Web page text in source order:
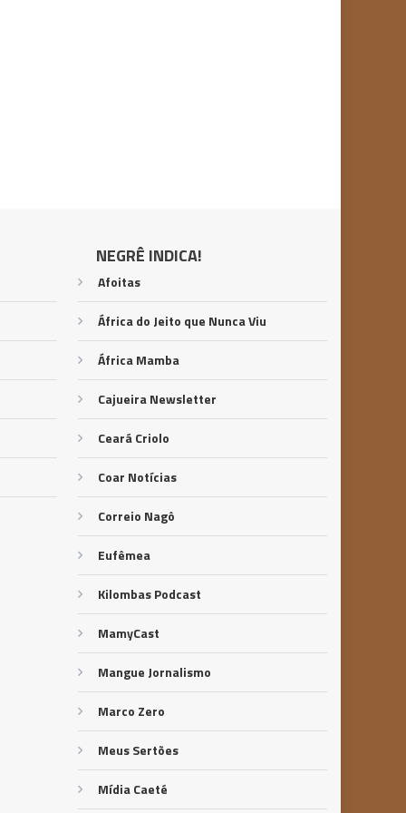
NEGRÊ INDICA!
Afoitas
África do Jeito que Nunca Viu
África Mamba
Cajueira Newsletter
Ceará Criolo
Coar Notícias
Correio Nagô
Eufêmea
Kilombas Podcast
MamyCast
Mangue Jornalismo
Marco Zero
Meus Sertões
Mídia Caeté